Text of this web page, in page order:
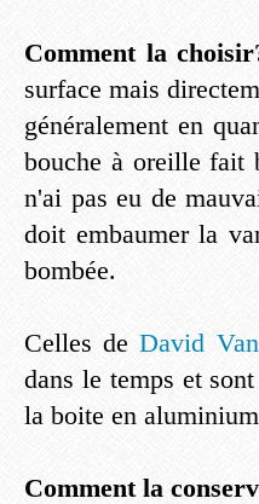
Comment la
surface mais
généralement en
bouche à oreille fait
n'ai pas eu de
doit embaumer la
bombée.
Celles deDavid
dans le temps et
la boite en
Comment la